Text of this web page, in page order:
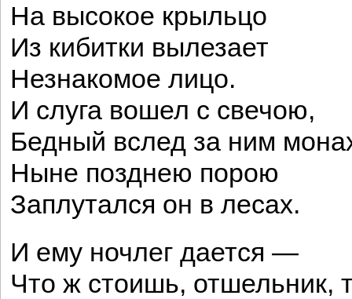
На высокое крыльцо
Из кибитки вылезает
Незнакомое лицо.
И слуга вошел с свечою,
Бедный вслед за ним
Ныне позднею порою
Заплутался он в лесах.
И ему ночлег дается —
Что ж стоишь, отшельник,